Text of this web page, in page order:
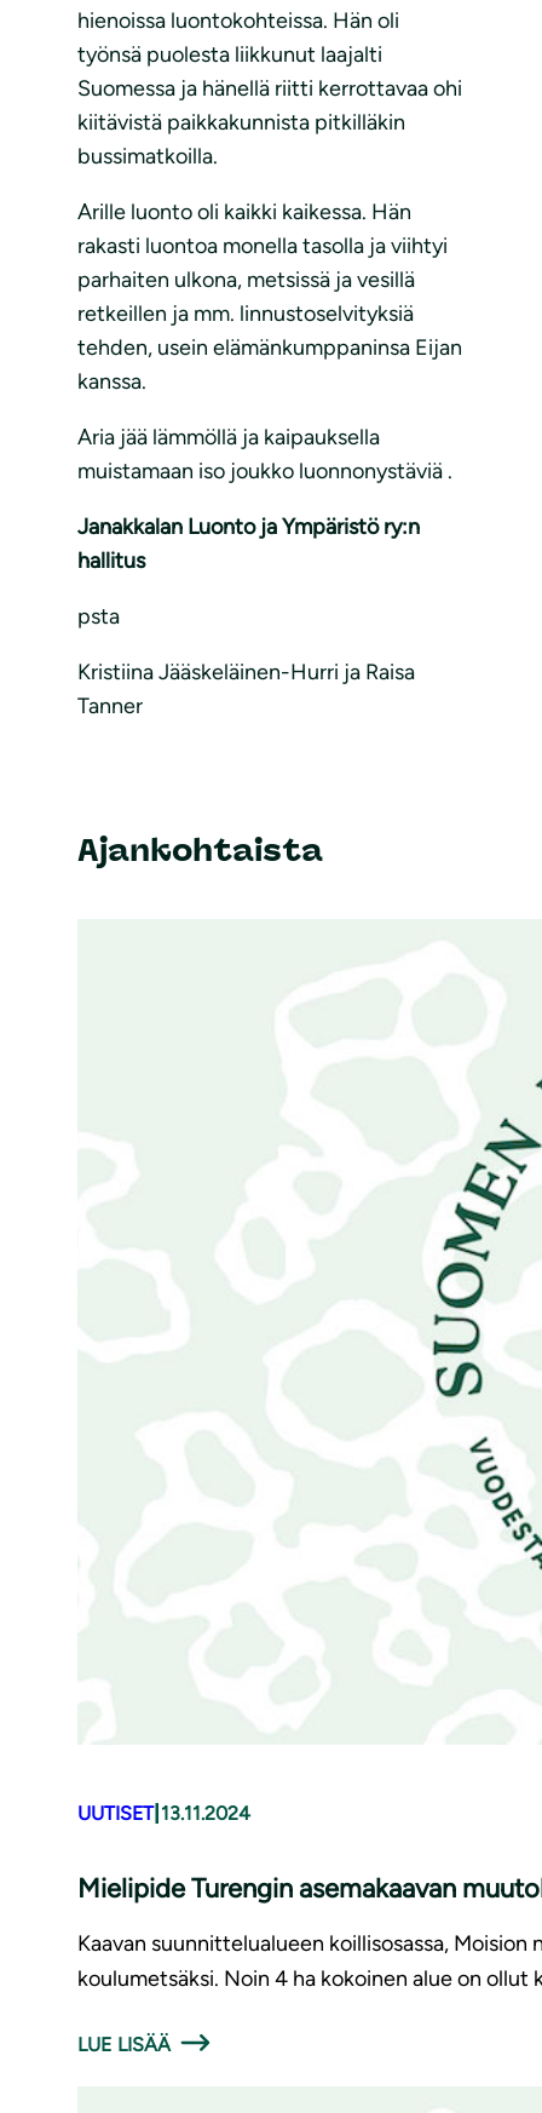
hienoissa luontokohteissa. Hän oli
työnsä puolesta liikkunut laajalti
Suomessa ja hänellä riitti kerrottavaa ohi
kiitävistä paikkakunnista pitkilläkin
bussimatkoilla.
Arille luonto oli kaikki kaikessa. Hän
rakasti luontoa monella tasolla ja viihtyi
parhaiten ulkona, metsissä ja vesillä
retkeillen ja mm. linnustoselvityksiä
tehden, usein elämänkumppaninsa Eijan
kanssa.
Aria jää lämmöllä ja kaipauksella
muistamaan iso joukko luonnonystäviä .
Janakkalan Luonto ja Ympäristö ry:n
hallitus
psta
Kristiina Jääskeläinen-Hurri ja Raisa
Tanner
Ajankohtaista
UUTISET| 13.11.2024
Mielipide Turengin asemakaavan
Kaavan suunnittelualueen koillisosassa,
koulumetsäksi. Noin 4 ha kokoinen alue on
LUE LISÄÄ